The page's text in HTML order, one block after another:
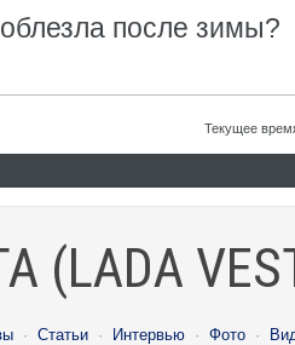
после зимы?
Текущее
(LADA
· Статьи · Интервью · Фото ·